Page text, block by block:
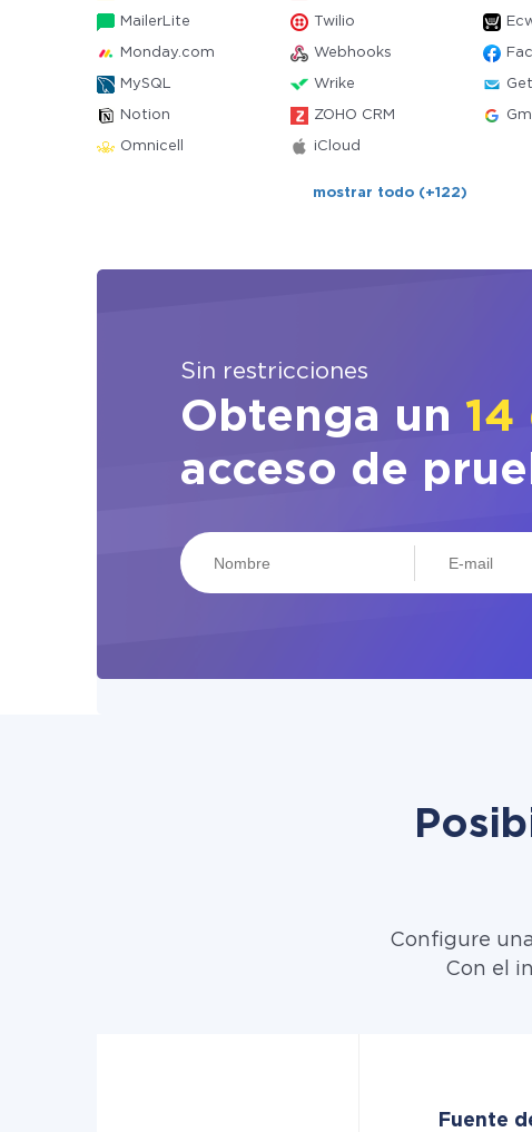
MailerLite Twilio
Monday.com Webhooks
MySQL Wrike
Notion ZOHO CRM
Omnicell iCloud
mostrar todo (+122)
Sin restricciones
Obtenga un 14
acceso de
Configure
Con el
Fuente